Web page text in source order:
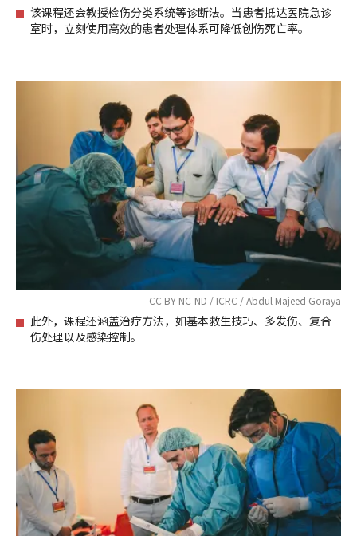
该课程还会教授检伤分类系统等诊断法。当患者抵达医院急诊
室时，立刻使用高效的患者处理体系可降低创伤死亡率。
CC BY-NC-ND / ICRC / Abdul Majeed Goraya
此外，课程还涵盖治疗方法，如基本救生技巧、多发伤、复合
伤处理以及感染控制。